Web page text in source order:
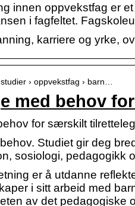
innen oppvekstfag er
i fagfeltet.
karriere og yrke,
› oppvekstfag › barn…
med behov
for særskilt
Studiet gir deg
sosiologi, pedagogikk
er å utdanne
i sitt arbeid med
av det pedagogiske